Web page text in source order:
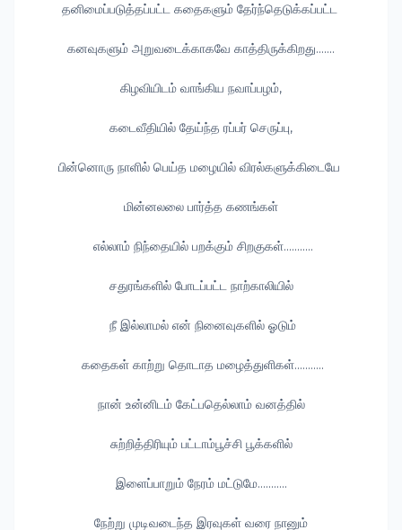
தனிமைப்படுத்தப்பட்ட கதைகளும் தேர்ந்தெடுக்கப்பட்ட
கனவுகளும் அறுவடைக்காகவே காத்திருக்கிறது.......
கிழவியிடம் வாங்கிய நவாப்பழம்,
கடைவீதியில் தேய்ந்த ரப்பர் செருப்பு,
பின்னொரு நாளில் பெய்த மழையில் விரல்களுக்கிடையே
மின்னலலை பார்த்த கணங்கள்
எல்லாம் நிந்தையில் பறக்கும் சிறகுகள்...........
சதுரங்களில் போடப்பட்ட நாற்காலியில்
நீ இல்லாமல் என் நினைவுகளில் ஓடும்
கதைகள் காற்று தொடாத மழைத்துளிகள்...........
நான் உன்னிடம் கேட்பதெல்லாம் வனத்தில்
சுற்றித்திரியும் பட்டாம்பூச்சி பூக்களில்
இளைப்பாறும் நேரம் மட்டுமே...........
நேற்று முடிவடைந்த இரவுகள் வரை நானும்